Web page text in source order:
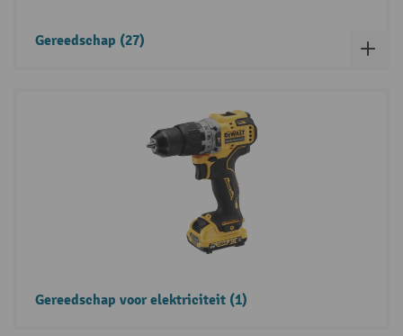
Gereedschap (27)
Gereedschap voor elektriciteit (1)